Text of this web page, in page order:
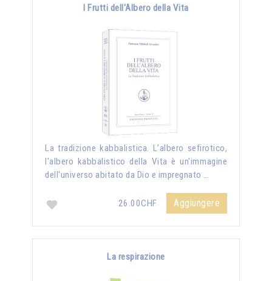
I Frutti dell'Albero della Vita
La tradizione kabbalistica. L’albero sefirotico,
l'albero kabbalistico della Vita è un'immagine
dell'universo abitato da Dio e impregnato …
26.00CHF Aggiungere
La respirazione